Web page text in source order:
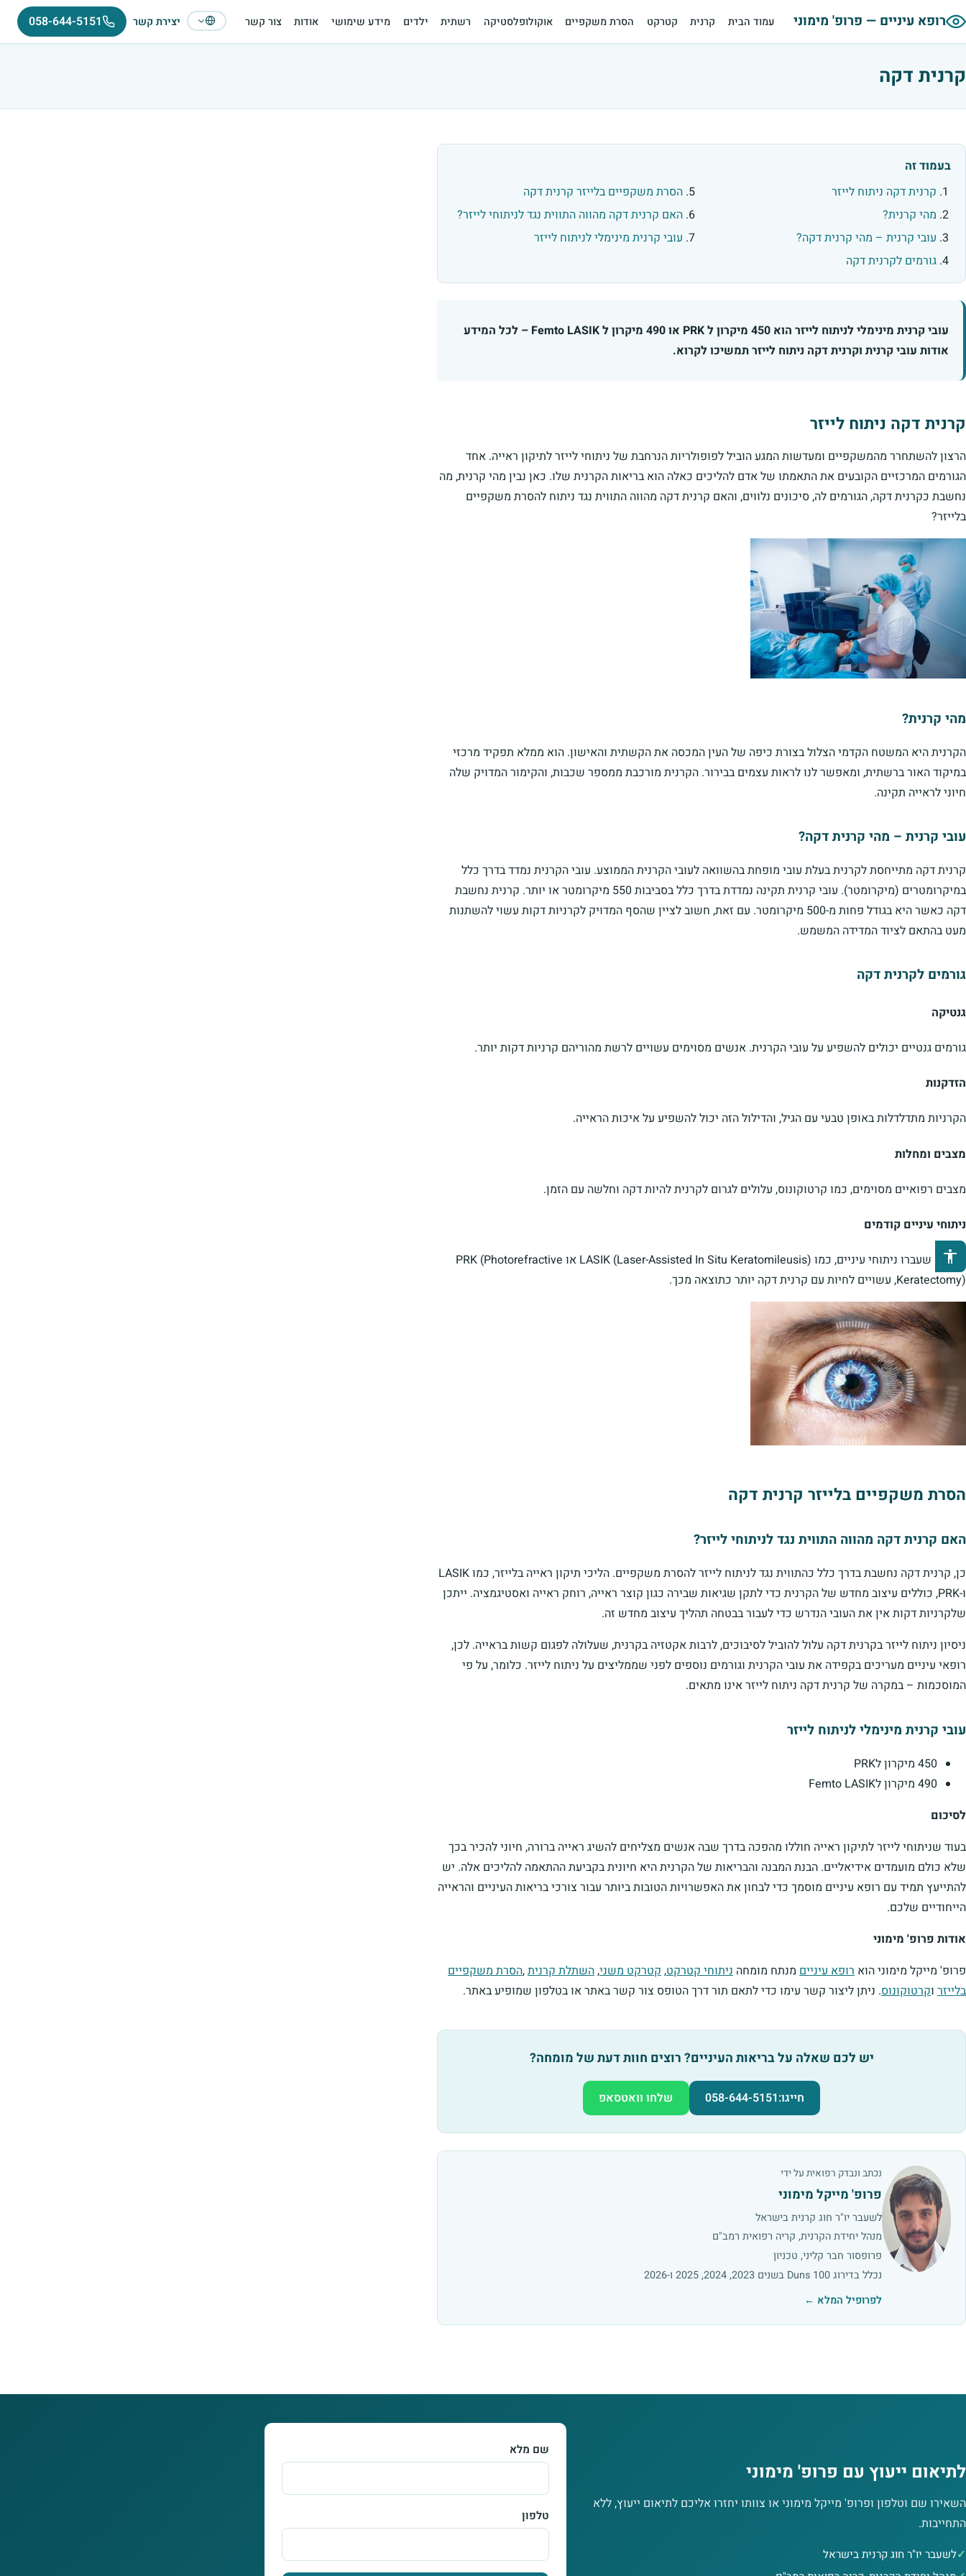
פתיחת סרגל נגישות
רופא עיניים — פרופ' מימוני עמוד הבית קרנית קטרקט הסרת משקפיים אוקולופלסטיקה רשתית ילדים מידע שימושי אודות צור קשר עברית יצירת קשר 058-644-5151
קרנית דקה
בעמוד זה
קרנית דקה ניתוח לייזר
מהי קרנית?
עובי קרנית – מהי קרנית דקה?
גורמים לקרנית דקה
הסרת משקפיים בלייזר קרנית דקה
האם קרנית דקה מהווה התווית נגד לניתוחי לייזר?
עובי קרנית מינימלי לניתוח לייזר
עובי קרנית מינימלי לניתוח לייזר הוא 450 מיקרון ל PRK או 490 מיקרון ל Femto LASIK – לכל המידע
אודות עובי קרנית וקרנית דקה ניתוח לייזר תמשיכו לקרוא.
קרנית דקה ניתוח לייזר
הרצון להשתחרר מהמשקפיים ומעדשות המגע הוביל לפופולריות הנרחבת של ניתוחי לייזר לתיקון ראייה. אחד
הגורמים המרכזיים הקובעים את התאמתו של אדם להליכים כאלה הוא בריאות הקרנית שלו. כאן נבין מהי קרנית, מה
נחשבת כקרנית דקה, הגורמים לה, סיכונים נלווים, והאם קרנית דקה מהווה התווית נגד ניתוח להסרת משקפיים
בלייזר?
מהי קרנית?
הקרנית היא המשטח הקדמי הצלול בצורת כיפה של העין המכסה את הקשתית והאישון. הוא ממלא תפקיד מרכזי
במיקוד האור ברשתית, ומאפשר לנו לראות עצמים בבירור. הקרנית מורכבת ממספר שכבות, והקימור המדויק שלה
חיוני לראייה תקינה.
עובי קרנית – מהי קרנית דקה?
קרנית דקה מתייחסת לקרנית בעלת עובי מופחת בהשוואה לעובי הקרנית הממוצע. עובי הקרנית נמדד בדרך כלל
במיקרומטרים (מיקרומטר). עובי קרנית תקינה נמדדת בדרך כלל בסביבות 550 מיקרומטר או יותר. קרנית נחשבת
דקה כאשר היא בגודל פחות מ-500 מיקרומטר. עם זאת, חשוב לציין שהסף המדויק לקרניות דקות עשוי להשתנות
מעט בהתאם לציוד המדידה המשמש.
גורמים לקרנית דקה
גנטיקה
גורמים גנטיים יכולים להשפיע על עובי הקרנית. אנשים מסוימים עשויים לרשת מהוריהם קרניות דקות יותר.
הזדקנות
הקרניות מתדלדלות באופן טבעי עם הגיל, והדילול הזה יכול להשפיע על איכות הראייה.
מצבים ומחלות
מצבים רפואיים מסוימים, כמו קרטוקונוס, עלולים לגרום לקרנית להיות דקה וחלשה עם הזמן.
ניתוחי עיניים קודמים
אנשים שעברו ניתוחי עיניים, כמו LASIK (Laser-Assisted In Situ Keratomileusis) או PRK (Photorefractive
Keratectomy), עשויים לחיות עם קרנית דקה יותר כתוצאה מכך.
הסרת משקפיים בלייזר קרנית דקה
האם קרנית דקה מהווה התווית נגד לניתוחי לייזר?
כן, קרנית דקה נחשבת בדרך כלל כהתווית נגד לניתוח לייזר להסרת משקפיים. הליכי תיקון ראייה בלייזר, כמו LASIK
ו-PRK, כוללים עיצוב מחדש של הקרנית כדי לתקן שגיאות שבירה כגון קוצר ראייה, רוחק ראייה ואסטיגמציה. ייתכן
שלקרניות דקות אין את העובי הנדרש כדי לעבור בבטחה תהליך עיצוב מחדש זה.
ניסיון ניתוח לייזר בקרנית דקה עלול להוביל לסיבוכים, לרבות אקטזיה בקרנית, שעלולה לפגום קשות בראייה. לכן,
רופאי עיניים מעריכים בקפידה את עובי הקרנית וגורמים נוספים לפני שממליצים על ניתוח לייזר. כלומר, על פי
המוסכמות – במקרה של קרנית דקה ניתוח לייזר אינו מתאים.
עובי קרנית מינימלי לניתוח לייזר
450 מיקרון לPRK
490 מיקרון לFemto LASIK
לסיכום
בעוד שניתוחי לייזר לתיקון ראייה חוללו מהפכה בדרך שבה אנשים מצליחים להשיג ראייה ברורה, חיוני להכיר בכך
שלא כולם מועמדים אידיאליים. הבנת המבנה והבריאות של הקרנית היא חיונית בקביעת ההתאמה להליכים אלה. יש
להתייעץ תמיד עם רופא עיניים מוסמך כדי לבחון את האפשרויות הטובות ביותר עבור צורכי בריאות העיניים והראייה
הייחודיים שלכם.
אודות פרופ' מימוני
פרופ' מייקל מימוני הוא רופא עיניים מנתח מומחה ניתוחי קטרקט, קטרקט משני,השתלת קרנית,הסרת משקפיים
בלייזר וקרטוקונוס. ניתן ליצור קשר עימו כדי לתאם תור דרך הטופס צור קשר באתר או בטלפון שמופיע באתר.
יש לכם שאלה על בריאות העיניים? רוצים חוות דעת של מומחה?
חייגו:058-644-5151 שלחו וואטסאפ
נכתב ונבדק רפואית על ידי
פרופ' מייקל מימוני
לשעבר יו"ר חוג קרנית בישראל
מנהל יחידת הקרנית, קריה רפואית רמב"ם
פרופסור חבר קליני, טכניון
נכלל בדירוג Duns 100 בשנים 2023, 2024, 2025 ו-2026
לפרופיל המלא ←
לתיאום ייעוץ עם פרופ' מימוני
השאירו שם וטלפון ופרופ' מייקל מימוני או צוותו יחזרו אליכם לתיאום ייעוץ, ללא
התחייבות.
לשעבר יו"ר חוג קרנית בישראל
שם מלא
טלפון